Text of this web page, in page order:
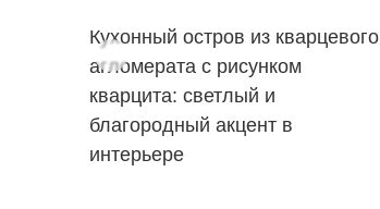
Кухонный остров из кварцевого
агломерата с рисунком
кварцита: светлый и
благородный акцент в
интерьере